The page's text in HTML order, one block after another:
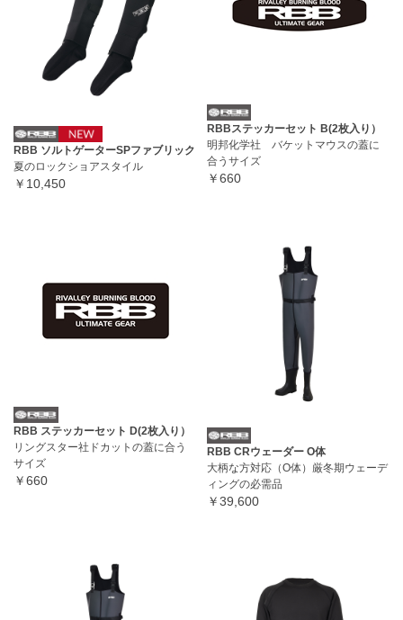
RBB ソルトゲーターSPファブリック
夏のロックショアスタイル
￥10,450
RBBステッカーセット B(2枚入り）
明邦化学社 バケットマウスの蓋に
合うサイズ
￥660
RBB ステッカーセット D(2枚入り）
リングスター社ドカットの蓋に合う
サイズ
￥660
RBB CRウェーダー O体
大柄な方対応（O体）厳冬期ウェーデ
ィングの必需品
￥39,600